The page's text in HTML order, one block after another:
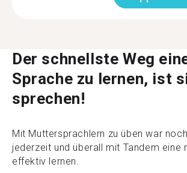
Der schnellste Weg
Sprache zu lernen, ist
sprechen!
Mit Muttersprachlern zu üben war
jederzeit und überall mit Tandem eine
effektiv lernen.